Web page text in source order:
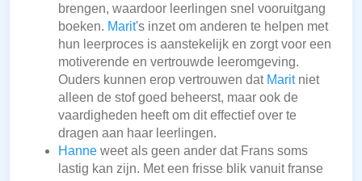
brengen, waardoor leerlingen snel vooruitgang
boeken. Marit's inzet om anderen te helpen met
hun leerproces is aanstekelijk en zorgt voor een
motiverende en vertrouwde leeromgeving.
Ouders kunnen erop vertrouwen dat Maritniet
alleen de stof goed beheerst, maar ook de
vaardigheden heeft om dit effectief over te
dragen aan haar leerlingen.
Hanne weet als geen ander dat Frans soms
lastig kan zijn. Met een frisse blik vanuit franse